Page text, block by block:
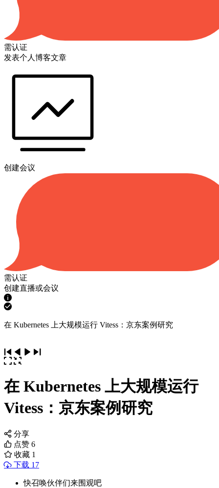
需认证
发表个人博客文章
创建会议
需认证
创建直播或会议
在 Kubernetes 上大规模运行 Vitess：京东案例研究
在 Kubernetes 上大规模运行
Vitess：京东案例研究
分享
点赞 6
收藏 1
下载 17
快召唤伙伴们来围观吧